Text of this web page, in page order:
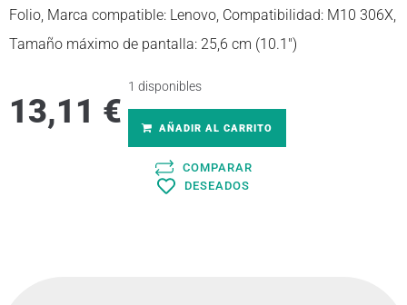
Folio, Marca compatible: Lenovo, Compatibilidad: M10 306X,
Tamaño máximo de pantalla: 25,6 cm (10.1″)
13,11 €
1 disponibles
AÑADIR AL CARRITO
COMPARAR
DESEADOS